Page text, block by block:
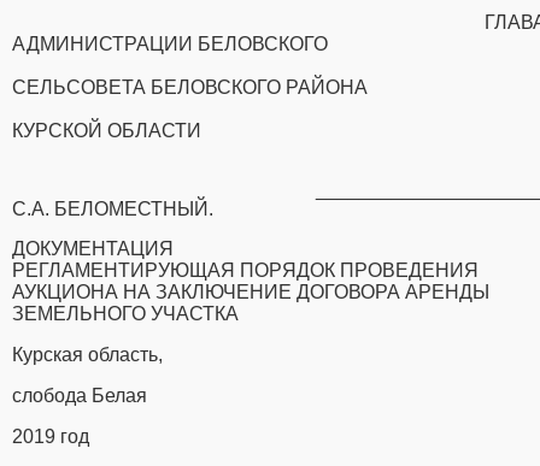
АДМИНИСТРАЦИИ БЕЛОВСКОГО
СЕЛЬСОВЕТА БЕЛОВСКОГО РАЙОНА
КУРСКОЙ ОБЛАСТИ
С.А. БЕЛОМЕСТНЫЙ.
ДОКУМЕНТАЦИЯ
РЕГЛАМЕНТИРУЮЩАЯ ПОРЯДОК ПРОВЕДЕНИЯ
АУКЦИОНА НА ЗАКЛЮЧЕНИЕ ДОГОВОРА АРЕНДЫ
ЗЕМЕЛЬНОГО УЧАСТКА
Курская область,
слобода Белая
2019 год